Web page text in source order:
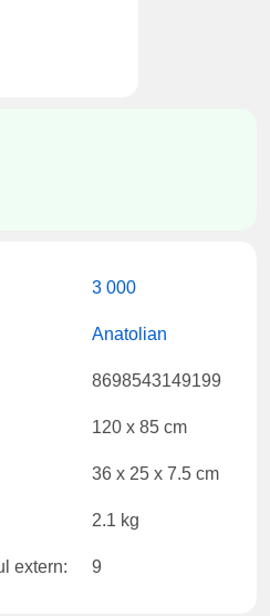
3 000
Anatolian
8698543149199
120 x 85 cm
36 x 25 x 7.5 cm
2.1 kg
extern: 9